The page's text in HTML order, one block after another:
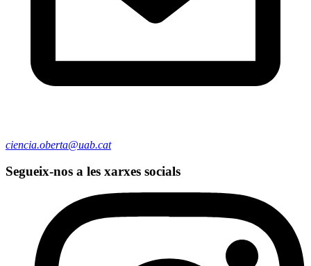
ciencia.oberta@uab.cat
Segueix-nos a les xarxes socials